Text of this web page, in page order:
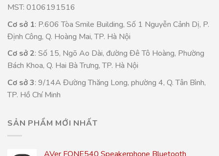
MST: 0106191516
Cơ sở 1: P.606 Tòa Smile Building, Số 1 Nguyễn Cảnh Dị, P.
Định Công, Q. Hoàng Mai, TP. Hà Nội
Cơ sở 2: Số 15, Ngõ Ao Dài, đường Đê Tô Hoàng, Phường
Bách Khoa, Q. Hai Bà Trưng, TP. Hà Nội
Cơ sở 3: 9/14A Đường Thăng Long, phường 4, Q. Tân Bình,
TP. Hồ Chí Minh
SẢN PHẨM MỚI NHẤT